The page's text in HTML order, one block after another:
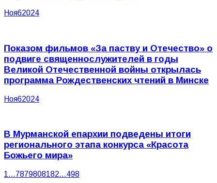
Ноя62024
Показом фильмов «За паству и Отечество» о
подвиге священнослужителей в годы
Великой Отечественной войны открылась
программа Рождественских чтений в Минске
Ноя62024
В Мурманской епархии подведены итоги
регионального этапа конкурса «Красота
Божьего мира»
1…7879808182…498